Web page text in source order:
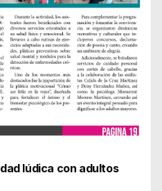
lúdica con adultos